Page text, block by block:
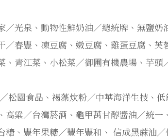
／光泉、動物性鮮奶油／總統牌、無鹽奶
／春豐、凍豆腐、嫩豆腐、雞蛋豆腐、芙
、青江菜、小松菜／御圃有機農場、芋頭
松園食品、褐藻炊粉／中華海洋生技、
高粱／台灣菸酒、龜甲萬甘醇醬油／統
、豐年果糖／豐年豐和、 信成黑蔴油／